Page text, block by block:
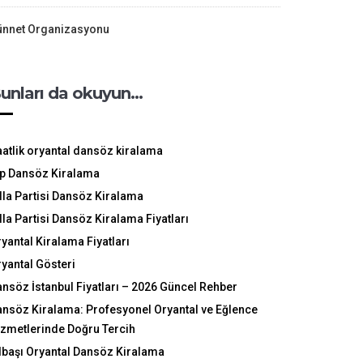
Organizasyonu
da okuyun…
oryantal dansöz kiralama
Dansöz Kiralama
Partisi Dansöz Kiralama
Partisi Dansöz Kiralama Fiyatları
Kiralama Fiyatları
Gösteri
İstanbul Fiyatları – 2026 Güncel Rehber
Kiralama: Profesyonel Oryantal ve Eğlence
Doğru Tercih
Oryantal Dansöz Kiralama